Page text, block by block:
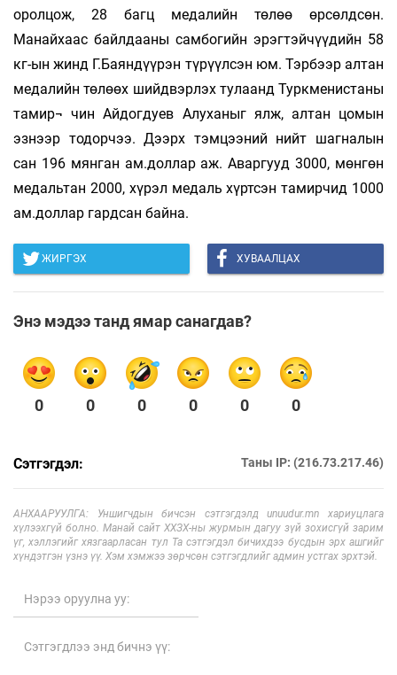
оролцож, 28 багц медалийн төлөө өрсөлдсөн.
Манайхаас байлдааны самбогийн эрэгтэйчүүдийн 58
кг-ын жинд Г.Баяндүүрэн түрүүлсэн юм. Тэрбээр алтан
медалийн төлөөх шийдвэрлэх тулаанд Туркменистаны
тамир¬ чин Айдогдуев Алуханыг ялж, алтан цомын
эзнээр тодорчээ. Дээрх тэмцээний нийт шагналын
сан 196 мянган ам.доллар аж. Аваргууд 3000, мөнгөн
медальтан 2000, хүрэл медаль хүртсэн тамирчид 1000
ам.доллар гардсан байна.
ЖИРГЭХ ХУВААЛЦАХ
Энэ мэдээ танд ямар санагдав?
0 0 0 0 0 0
Сэтгэгдэл: Таны IP: (216.73.217.46)
АНХААРУУЛГА: Уншигчдын бичсэн сэтгэгдэлд unuudur.mn хариуцлага
хүлээхгүй болно. Манай сайт ХХЗХ-ны журмын дагуу зүй зохисгүй зарим
үг, хэллэгийг хязгаарласан тул Та сэтгэгдэл бичихдээ бусдын эрх ашгийг
хүндэтгэн үзнэ үү. Хэм хэмжээ зөрчсөн сэтгэгдлийг админ устгах эрхтэй.